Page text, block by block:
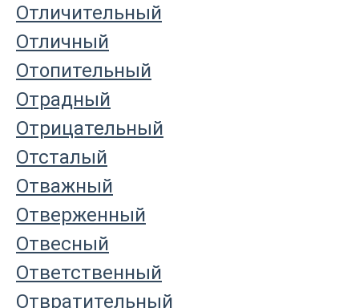
Отличительный
Отличный
Отопительный
Отрадный
Отрицательный
Отсталый
Отважный
Отверженный
Отвесный
Ответственный
Отвратительный